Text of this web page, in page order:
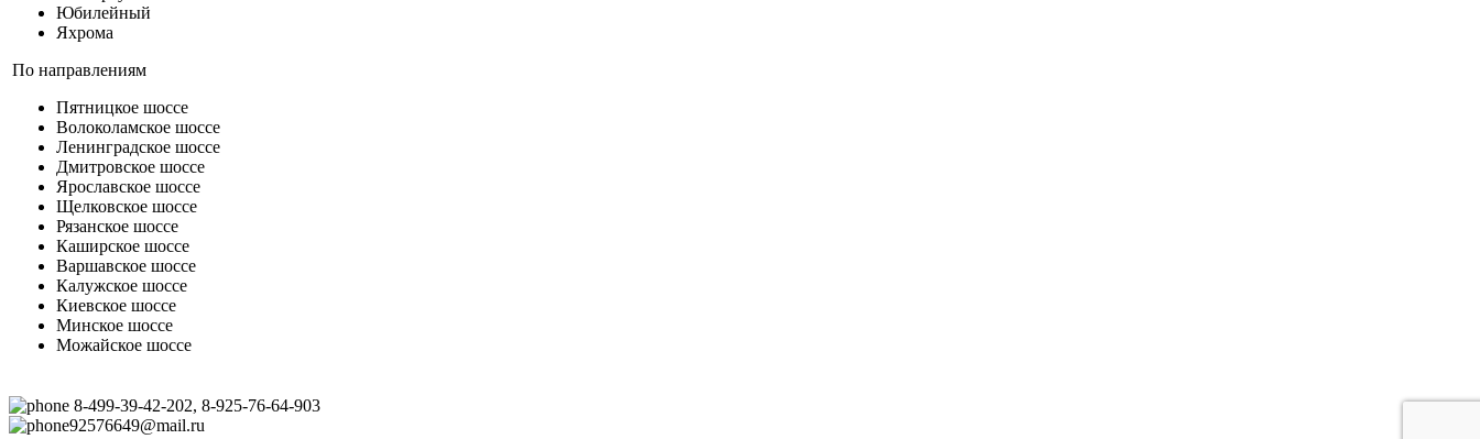
Юбилейный
Яхрома
По направлениям
Пятницкое шоссе
Волоколамское шоссе
Ленинградское шоссе
Дмитровское шоссе
Ярославское шоссе
Щелковское шоссе
Рязанское шоссе
Каширское шоссе
Варшавское шоссе
Калужское шоссе
Киевское шоссе
Минское шоссе
Можайское шоссе
8-499-39-42-202, 8-925-76-64-903
92576649@mail.ru